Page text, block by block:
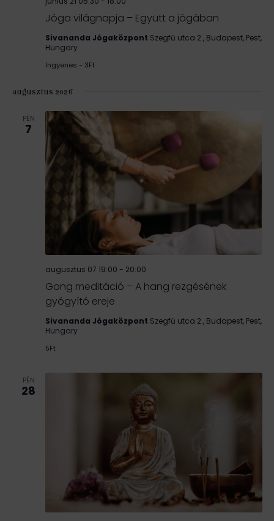
Jóga világnapja – Együtt a jógában
Sivananda Jógaközpont Szegfű utca 2., Budapest, Pest,
Hungary
Ingyenes - 3Ft
augusztus 2026
PÉN
7
Gong meditáció – A hang rezgésének
gyógyító ereje
augusztus 07 19:00 - 20:00
Sivananda Jógaközpont Szegfű utca 2., Budapest, Pest,
Hungary
5Ft
PÉN
28